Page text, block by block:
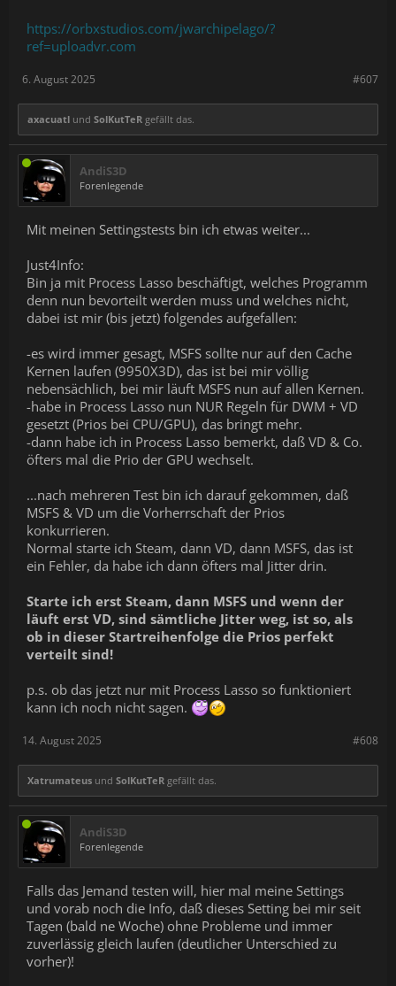
https://orbxstudios.com/jwarchipelago/?
ref=uploadvr.com
#607
6. August 2025
axacuatl und SolKutTeR gefällt das.
AndiS3D
Forenlegende
Mit meinen Settingstests bin ich etwas weiter...
Just4Info:
Bin ja mit Process Lasso beschäftigt, welches Programm
denn nun bevorteilt werden muss und welches nicht,
dabei ist mir (bis jetzt) folgendes aufgefallen:
-es wird immer gesagt, MSFS sollte nur auf den Cache
Kernen laufen (9950X3D), das ist bei mir völlig
nebensächlich, bei mir läuft MSFS nun auf allen Kernen.
-habe in Process Lasso nun NUR Regeln für DWM + VD
gesetzt (Prios bei CPU/GPU), das bringt mehr.
-dann habe ich in Process Lasso bemerkt, daß VD & Co.
öfters mal die Prio der GPU wechselt.
...nach mehreren Test bin ich darauf gekommen, daß
MSFS & VD um die Vorherrschaft der Prios
konkurrieren.
Normal starte ich Steam, dann VD, dann MSFS, das ist
ein Fehler, da habe ich dann öfters mal Jitter drin.
Starte ich erst Steam, dann MSFS und wenn der
läuft erst VD, sind sämtliche Jitter weg, ist so, als
ob in dieser Startreihenfolge die Prios perfekt
verteilt sind!
p.s. ob das jetzt nur mit Process Lasso so funktioniert
kann ich noch nicht sagen.
#608
14. August 2025
Xatrumateus und SolKutTeR gefällt das.
AndiS3D
Forenlegende
Falls das Jemand testen will, hier mal meine Settings
und vorab noch die Info, daß dieses Setting bei mir seit
Tagen (bald ne Woche) ohne Probleme und immer
zuverlässig gleich laufen (deutlicher Unterschied zu
vorher)!